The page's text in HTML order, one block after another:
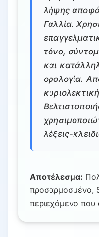
λήψης
Γαλλία.
τόνο,
και
ορολογία.
λέξεις-
Αποτέλεσμα:
προσαρμοσμένο,
περιεχόμενο που